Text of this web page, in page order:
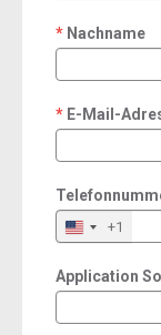
Nachname
required
E-Mail-
required
+1
Application